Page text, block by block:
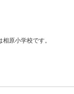
原小学校です。